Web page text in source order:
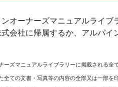
オーナーズマニュアルライブ
会社に帰属するか、アルパ
ーズマニュアルライブラリーに掲載される全
全ての文書・写真等の内容の全部又は一部を